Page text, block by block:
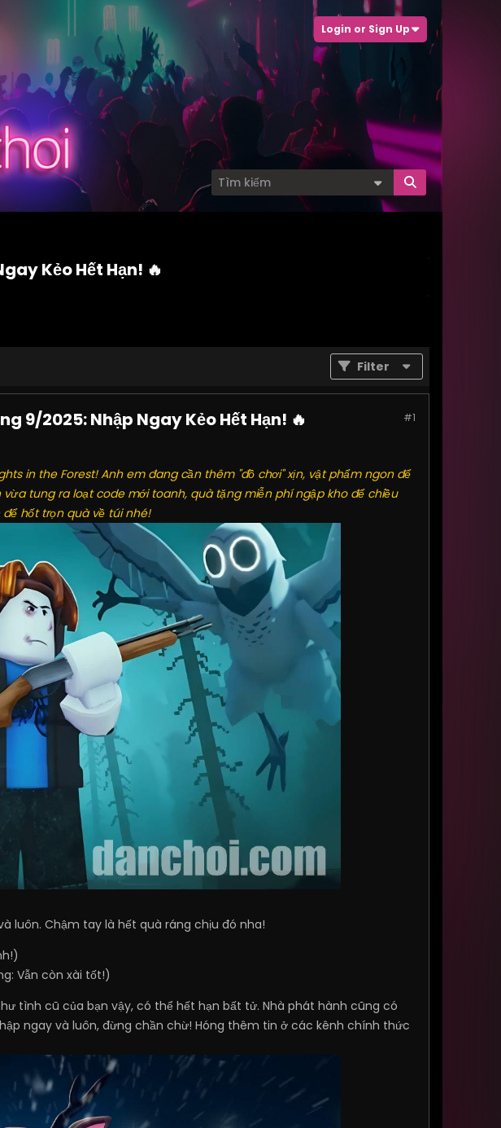
Login or Sign Up
Kẻo Hết Hạn! 🔥
Filter
#1
9/2025: Nhập Ngay Kẻo Hết Hạn! 🔥
in the Forest! Anh em đang cần thêm "đồ chơi" xịn, vật phẩm ngon để
tung ra loạt code mới toanh, quà tặng miễn phí ngập kho để chiều
hốt trọn quà về túi nhé!
luôn. Chậm tay là hết quà ráng chịu đó nha!
Vẫn còn xài tốt!)
tình cũ của bạn vậy, có thể hết hạn bất tử. Nhà phát hành cũng có
ngay và luôn, đừng chần chừ! Hóng thêm tin ở các kênh chính thức